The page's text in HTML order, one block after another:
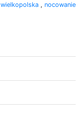
wielkopolska , nocowanie